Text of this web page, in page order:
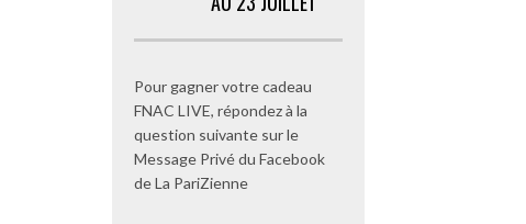
Pour gagner votre cadeau
FNAC LIVE, répondez à la
question suivante sur le
Message Privé du Facebook
de La PariZienne